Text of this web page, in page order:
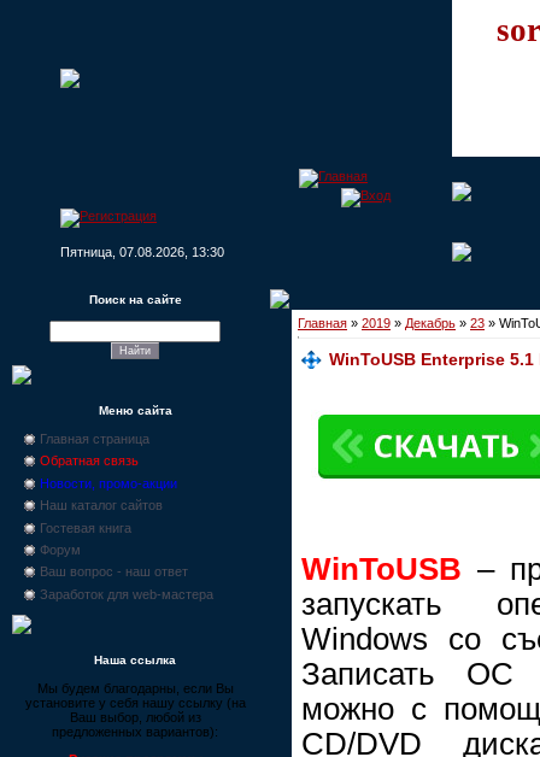
Пятница, 07.08.2026, 13:30
Поиск на сайте
Меню сайта
Главная страница
Обратная связь
Новости, промо-акции
Наш каталог сайтов
Гостевая книга
Форум
Ваш вопрос - наш ответ
Заработок для web-мастера
Наша ссылка
Мы будем благодарны, если Вы
установите у себя нашу ссылку (на
Ваш выбор, любой из
предложенных вариантов):
Главная » 2019 » Декабрь » 23 »
WinToUSB Enterprise 5.1
WinToUSB –
запускать
Windows со
Записать ОС
можно с
CD/DVD